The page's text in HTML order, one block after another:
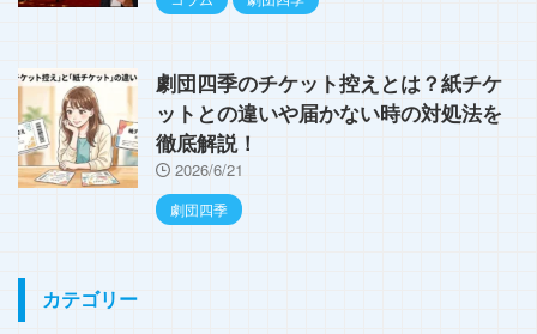
劇団四季のチケット控えとは？紙チケ
ットとの違いや届かない時の対処法を
徹底解説！
2026/6/21
劇団四季
カテゴリー